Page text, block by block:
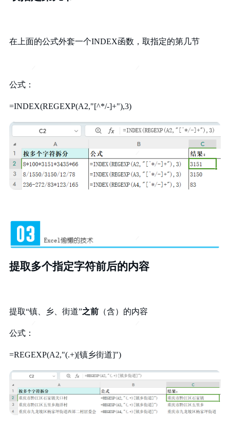
在上面的公式外套一个INDEX函数，取指定的第几节
公式：
=INDEX(REGEXP(A2,"[^*/-]+"),3)
提取多个指定字符前后的内容
提取“镇、乡、街道”之前 （含）的内容
公式：
=REGEXP(A2,"(.+)[镇乡街道]")